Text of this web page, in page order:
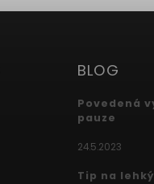
BLOG
Povedená
pauze
24.5.2023
Tip na